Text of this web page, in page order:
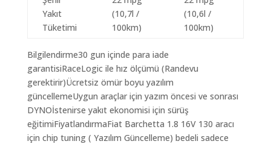
Yakıt
Tüketimi
(10,7l /
100km)
(10,6l /
100km)
Bilgilendirme30 gun içinde para iade
garantisiRaceLogic ile hız ölçümü (Randevu
gerektirir)Ücretsiz ömür boyu yazılım
güncellemeUygun araçlar için yazım öncesi ve sonrası
DYNOİstenirse yakıt ekonomisi için sürüş
eğitimiFiyatlandırmaFiat Barchetta 1.8 16V 130 aracı
için chip tuning ( Yazılım Güncelleme) bedeli sadece